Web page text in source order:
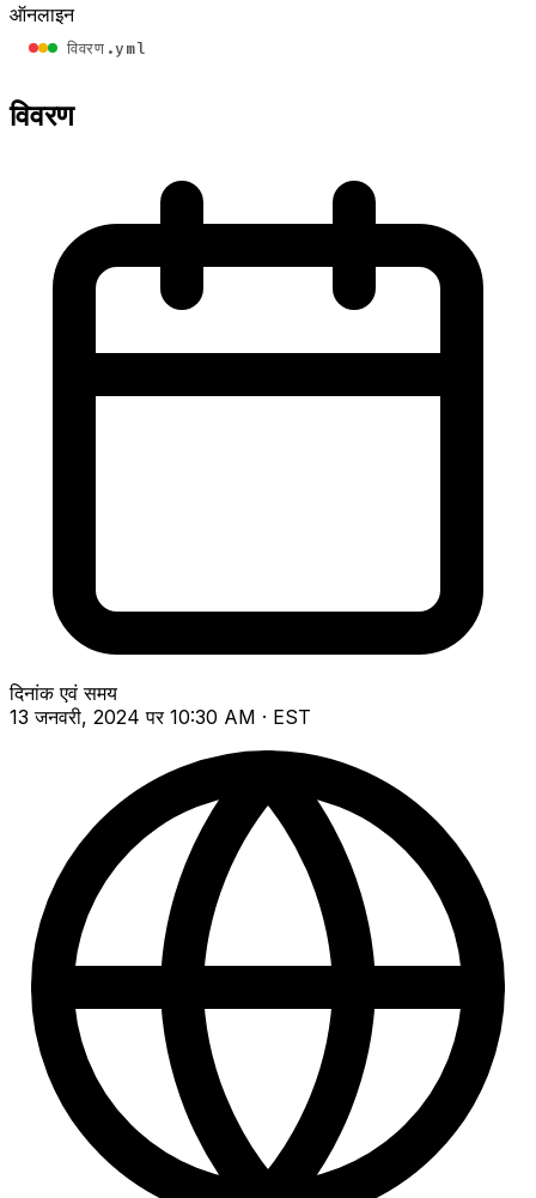
ऑनलाइन
विवरण.yml
विवरण
दिनांक एवं समय
13 जनवरी, 2024 पर 10:30 AM · EST